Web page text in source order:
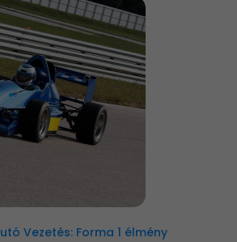
Vezetés: Forma 1 élmény